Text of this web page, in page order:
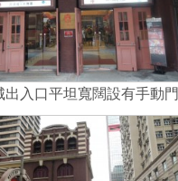
出入口平坦寬闊設有手動門